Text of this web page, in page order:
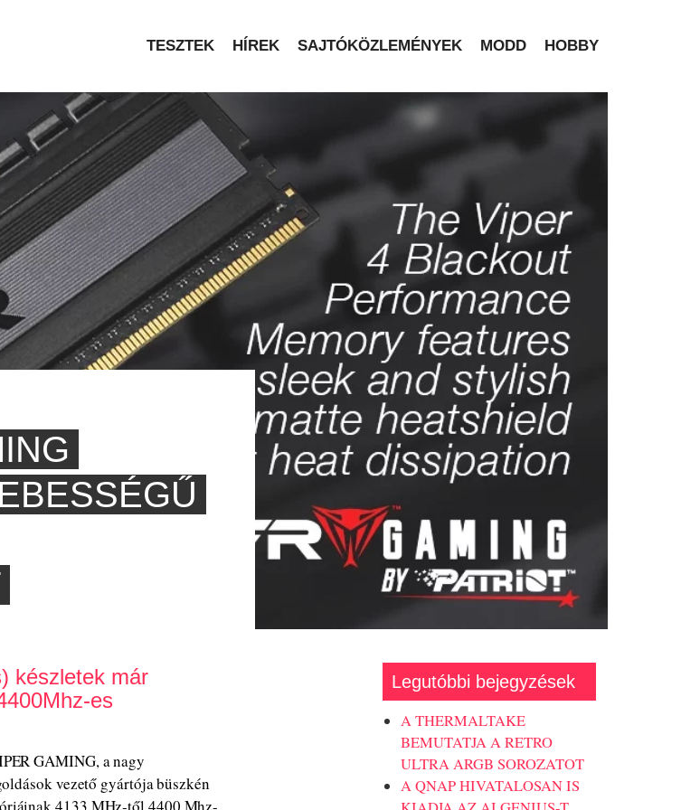
TESZTEK HÍREK SAJTÓKÖZLEMÉNYEK MODD HOBBY
készletek már
es
GAMING, a nagy
vezető gyártója büszkén
4133 MHz-től 4400 Mhz-
Legutóbbi bejegyzések
A THERMALTAKE
BEMUTATJA A RETRO
ULTRA ARGB SOROZATOT
A QNAP HIVATALOSAN IS